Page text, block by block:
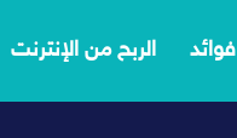
فوائد الربح من الإنترنت